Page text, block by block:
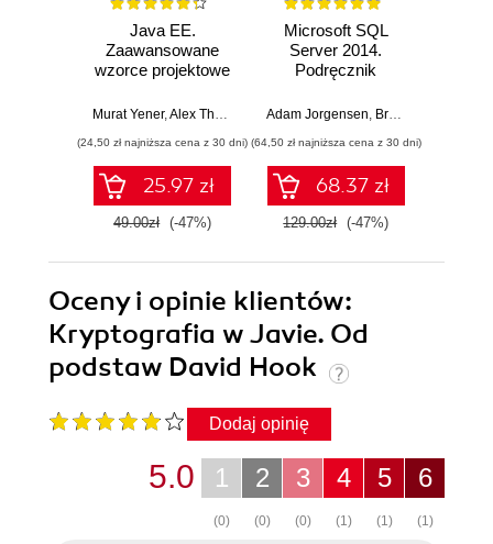
Java EE.
Zaawansowane
wzorce projektowe
Murat Yener, Alex Theedom
(24,50 zł najniższa cena z 30 dni)
25.97 zł
49.00zł (-47%)
Microsoft SQL
Server 2014.
Podręcznik
Adam Jorgensen Bradley Ball
(64,50 zł najniższa cena z 30 dni)
68.37 zł
129.00zł (-47%)
Oceny i opinie klientów:
Kryptografia w Javie. Od
podstaw David Hook
Dodaj opinię
6
(1)
5
(1)
4
(1)
3
(0)
2
(0)
1
(0)
5.0